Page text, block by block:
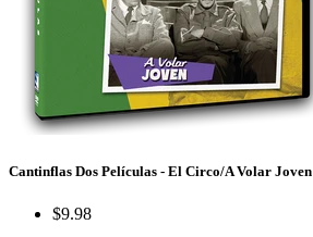
Cantinflas Dos Películas - El Circo/A Volar Joven
$9.98